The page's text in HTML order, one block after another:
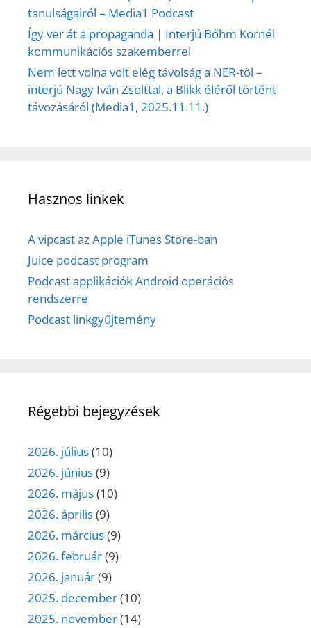
tanulságairól – Media1 Podcast
Így ver át a propaganda | Interjú Bőhm Kornél
kommunikációs szakemberrel
Nem lett volna volt elég távolság a NER-től –
interjú Nagy Iván Zsolttal, a Blikk éléről történt
távozásáról (Media1, 2025.11.11.)
Hasznos linkek
A vipcast az Apple iTunes Store-ban
Juice podcast program
Podcast applikációk Android operációs
rendszerre
Podcast linkgyűjtemény
Régebbi bejegyzések
2026. július(10)
2026. június(9)
2026. május(10)
2026. április(9)
2026. március(9)
2026. február(9)
2026. január(9)
2025. december(10)
2025. november(14)